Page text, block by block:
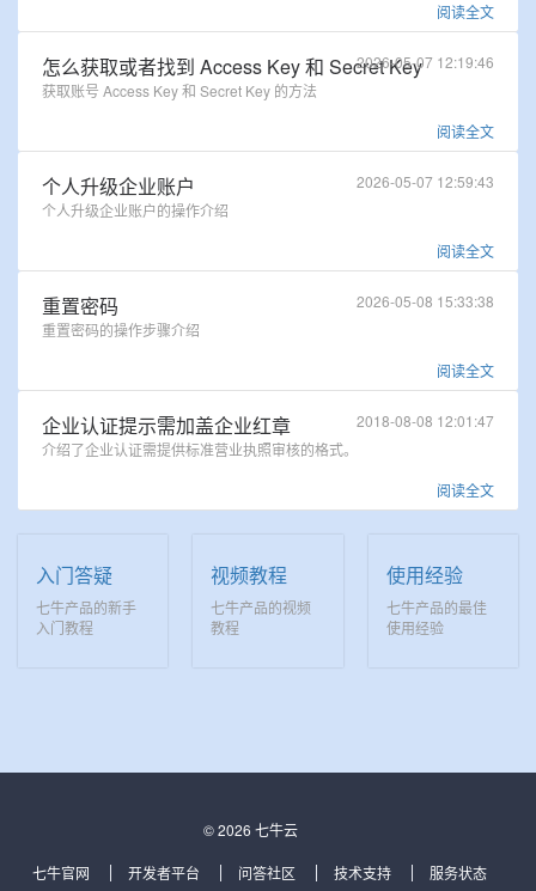
阅读全文
怎么获取或者找到 Access Key 和 Secret Key
获取账号 Access Key 和 Secret Key 的方法
阅读全文
2026-05-07 12:19:46
个人升级企业账户
个人升级企业账户的操作介绍
阅读全文
2026-05-07 12:59:43
重置密码
重置密码的操作步骤介绍
阅读全文
2026-05-08 15:33:38
企业认证提示需加盖企业红章
介绍了企业认证需提供标准营业执照审核的格式。
阅读全文
2018-08-08 12:01:47
入门答疑
七牛产品的新手
入门教程
视频教程
七牛产品的视频
教程
使用经验
七牛产品的最佳
使用经验
© 2026 七牛云
七牛官网 开发者平台 问答社区 技术支持 服务状态